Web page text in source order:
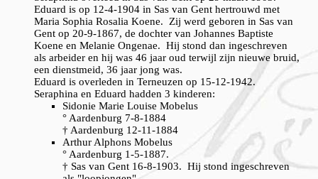
Eduard is op 12-4-1904 in Sas van Gent hertrouwd met
Maria Sophia Rosalia Koene. Zij werd geboren in Sas van
Gent op 20-9-1867, de dochter van Johannes Baptiste
Koene en Melanie Ongenae. Hij stond dan ingeschreven
als arbeider en hij was 46 jaar oud terwijl zijn nieuwe bruid,
een dienstmeid, 36 jaar jong was.
Eduard is overleden in Terneuzen op 15-12-1942.
Seraphina en Eduard hadden 3 kinderen:
Sidonie Marie Louise Mobelus
° Aardenburg 7-8-1884
† Aardenburg 12-11-1884
Arthur Alphons Mobelus
° Aardenburg 1-5-1887.
† Sas van Gent 16-8-1903. Hij stond ingeschreven